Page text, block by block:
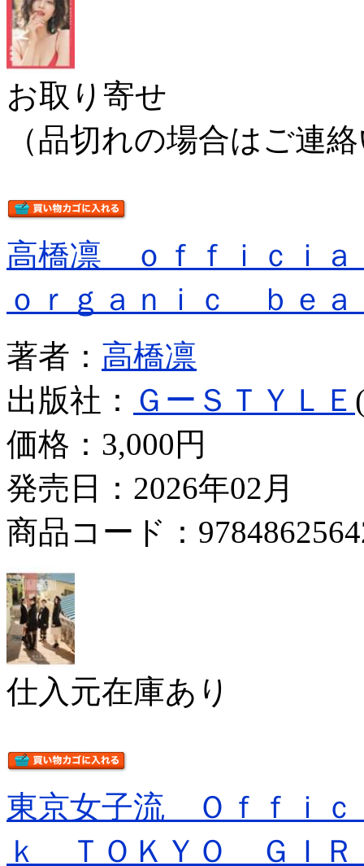
お取り寄せ
（品切れの場合はご連
高橋凛 ｏｆｆｉｃｉ
ｏｒｇａｎｉｃ ｂｅａ
著者： 高橋凛
出版社： ＧーＳＴＹＬＥ
価格： 3,000円
発売日：2026年02月
商品コード：
仕入元在庫あり
東京女子流 Ｏｆｆｉ
ｋ ＴＯＫＹＯ ＧＩＲ